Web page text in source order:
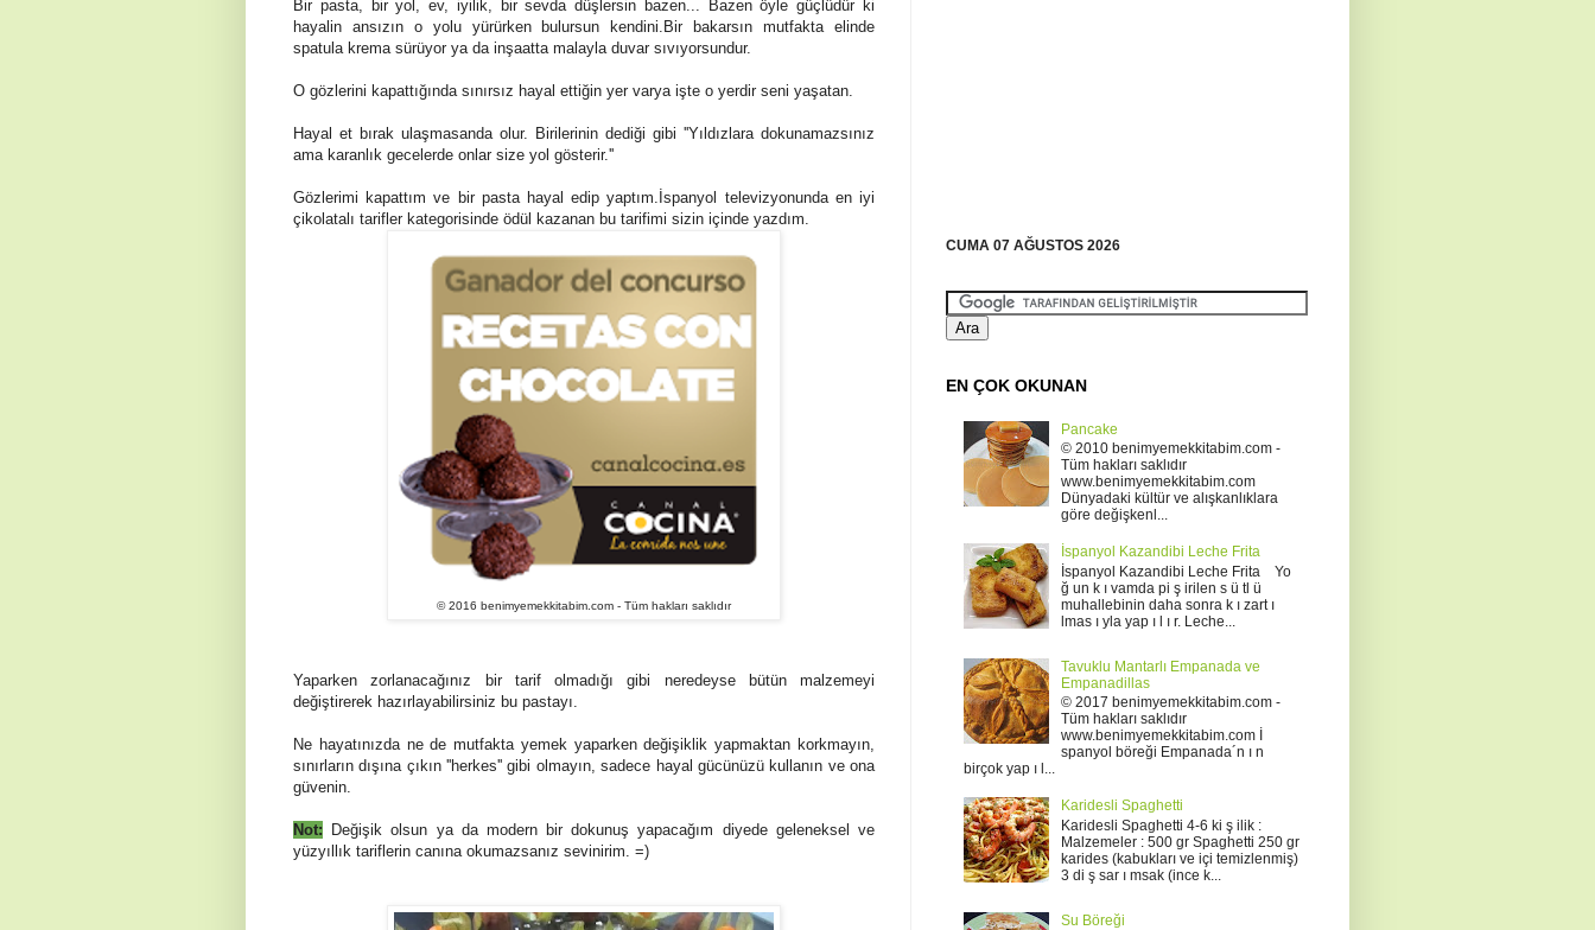
Bir pasta, bir yol, ev, iyilik, bir sevda düşlersin bazen... Bazen öyle güçlüdür ki
hayalin ansızın o yolu yürürken bulursun kendini.Bir bakarsın mutfakta elinde
spatula krema sürüyor ya da inşaatta malayla duvar sıvıyorsundur.
O gözlerini kapattığında sınırsız hayal ettiğin yer varya işte o yerdir seni yaşatan.
Hayal et bırak ulaşmasanda olur. Birilerinin dediği gibi ''Yıldızlara dokunamazsınız
ama karanlık gecelerde onlar size yol gösterir.''
Gözlerimi kapattım ve bir pasta hayal edip yaptım.İspanyol televizyonunda en iyi
çikolatalı tarifler kategorisinde ödül kazanan bu tarifimi sizin içinde yazdım.
© 2016 benimyemekkitabim.com - Tüm hakları saklıdır
Yaparken zorlanacağınız bir tarif olmadığı gibi neredeyse bütün malzemeyi
değiştirerek hazırlayabilirsiniz bu pastayı.
Ne hayatınızda ne de mutfakta yemek yaparken değişiklik yapmaktan korkmayın,
sınırların dışına çıkın ''herkes'' gibi olmayın, sadece hayal gücünüzü kullanın ve ona
güvenin.
Not: Değişik olsun ya da modern bir dokunuş yapacağım diyede geleneksel ve
yüzyıllık tariflerin canına okumazsanız sevinirim. =)
CUMA 07 AĞUSTOS 2026
EN ÇOK OKUNAN
Pancake
© 2010 benimyemekkitabim.com -
Tüm hakları saklıdır
www.benimyemekkitabim.com
Dünyadaki kültür ve alışkanlıklara
göre değişkenl...
İspanyol Kazandibi Leche Frita
İspanyol Kazandibi Leche Frita Yo
ğ un k ı vamda pi ş irilen s ü tl ü
muhallebinin daha sonra k ı zart ı
lmas ı yla yap ı l ı r. Leche...
Tavuklu Mantarlı Empanada ve
Empanadillas
© 2017 benimyemekkitabim.com -
Tüm hakları saklıdır
www.benimyemekkitabim.com İ
spanyol böreği Empanada´n ı n
birçok yap ı l...
Karidesli Spaghetti
Karidesli Spaghetti 4-6 ki ş ilik :
Malzemeler : 500 gr Spaghetti 250 gr
karides (kabukları ve içi temizlenmiş)
3 di ş sar ı msak (ince k...
Su Böreği